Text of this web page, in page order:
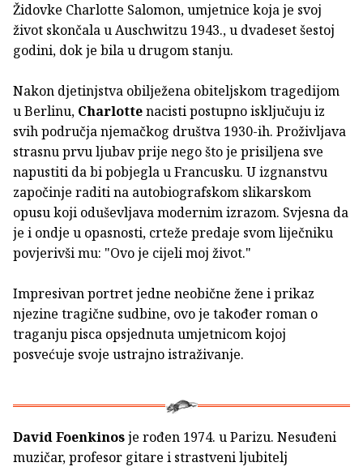
Židovke Charlotte Salomon, umjetnice koja je svoj
život skončala u Auschwitzu 1943., u dvadeset šestoj
godini, dok je bila u drugom stanju.
Nakon djetinjstva obilježena obiteljskom tragedijom
u Berlinu, Charlottenacisti postupno isključuju iz
svih područja njemačkog društva 1930-ih. Proživljava
strasnu prvu ljubav prije nego što je prisiljena sve
napustiti da bi pobjegla u Francusku. U izgnanstvu
započinje raditi na autobiografskom slikarskom
opusu koji oduševljava modernim izrazom. Svjesna da
je i ondje u opasnosti, crteže predaje svom liječniku
povjerivši mu: "Ovo je cijeli moj život."
Impresivan portret jedne neobične žene i prikaz
njezine tragične sudbine, ovo je također roman o
traganju pisca opsjednuta umjetnicom kojoj
posvećuje svoje ustrajno istraživanje.
David Foenkinosje rođen 1974. u Parizu. Nesuđeni
muzičar, profesor gitare i strastveni ljubitelj